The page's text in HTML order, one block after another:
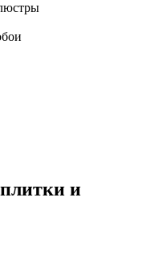
и